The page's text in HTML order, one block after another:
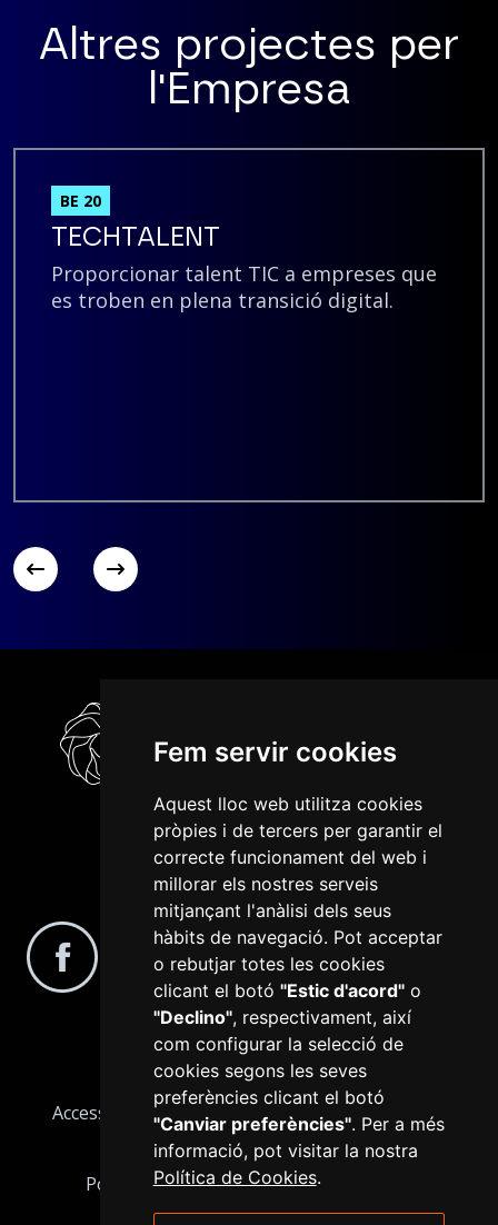
Fem servir cookies
Aquest lloc web utilitza cookies
pròpies i de tercers per garantir el
correcte funcionament del web i
millorar els nostres serveis
mitjançant l'anàlisi dels seus
hàbits de navegació. Pot acceptar
o rebutjar totes les cookies
clicant el botó "Estic d'acord"o
"Declino", respectivament, així
com configurar la selecció de
cookies segons les seves
preferències clicant el botó
"Canviar preferències". Per a més
informació, pot visitar la nostra
Política de Cookies.
Altres projectes per
l'Empresa
BE 20
TECHTALENT
Proporcionar talent TIC a empreses que
es troben en plena transició digital.
Segueix-nos a les xarxes socials
Accessibilitat Avís Legal
Configurar cookies
Informació bàsica RGPD
Mapa web
Política de Cookies
Política de privacitat